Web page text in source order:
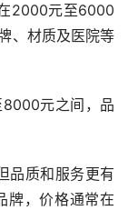
、材质及医院等
牌，价格通常在